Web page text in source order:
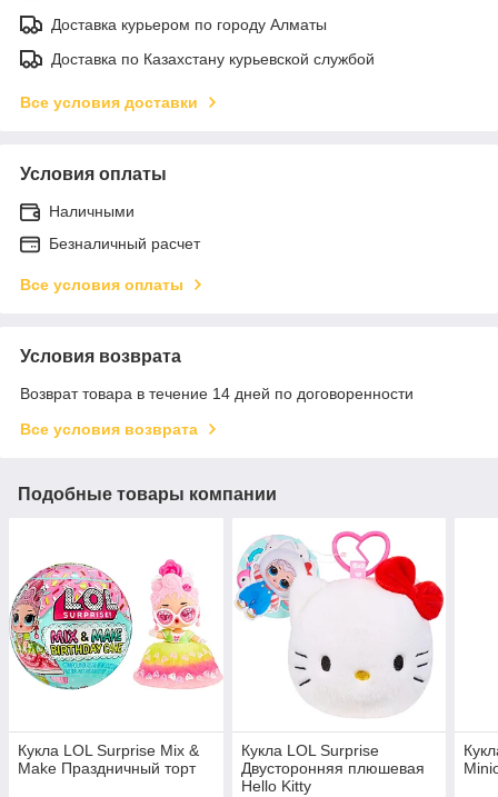
Доставка курьером по городу Алматы
Доставка по Казахстану курьевской службой
Все условия доставки
Условия оплаты
Наличными
Безналичный расчет
Все условия оплаты
Условия возврата
Возврат товара в течение 14 дней по договоренности
Все условия возврата
Подобные товары компании
Кукла LOL Surprise Mix &
Make Праздничный торт
Кукла LOL Surprise
Двусторонняя плюшевая
Hello Kitty